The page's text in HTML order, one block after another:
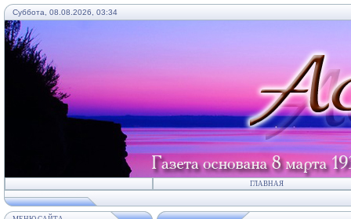
Суббота, 08.08.2026, 03:34
ГЛАВНАЯ